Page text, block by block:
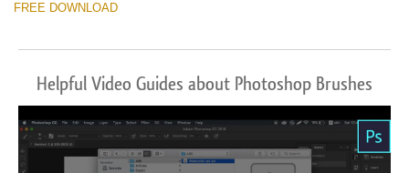
FREE DOWNLOAD
Helpful Video Guides about Photoshop Brushes